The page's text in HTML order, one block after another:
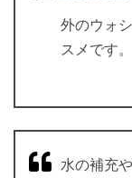
外のウォ
スメです。
水の補充